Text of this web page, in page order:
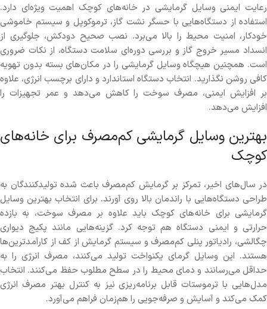
رعایت ایمنی وسایل گرمایشی در خانه‌های کوچک اهمیت ویژه‌ای دارد.
استفاده از دستگاه‌هایی با حسگر نشت گاز، ترموکوپل و سیستم خاموشی
خودکار، امنیت محیط را بالا می‌برد. نصب صحیح دودکش، جلوگیری از
انسداد مسیر خروج گاز و بررسی دوره‌ای سلامت دستگاه، از نکات ضروری
است. همچنین هیچگاه وسایل گرمایشی را در مکان‌های بسته بدون تهویه
کافی روشن نگذارید. انتخاب دستگاه استاندارد و دارای برچسب انرژی، علاوه
بر افزایش ایمنی، مصرف سوخت را کاهش می‌دهد و عمر تجهیزات را
افزایش می‌دهد.
بهترین وسایل گرمایشی کم‌مصرف برای خانه‌های
کوچک
در سال‌های اخیر، تمرکز بر گرمایش کم‌مصرف باعث شده تولیدکنندگان به
طراحی دستگاه‌هایی با راندمان بالا روی آورند. برای انتخاب بهترین وسایل
گرمایشی برای خانه‌های کوچک باید علاوه بر مصرف سوخت، به بازده
حرارتی و ایمنی دستگاه هم توجه کرد. گزینه‌هایی مانند پکیج دیواری
چگالشی، رادیاتور پنلی کم‌مصرف و سیستم گرمایش از کف از کارآمدترین‌ها
هستند. این وسایل گرمای یکنواخت تولید می‌کنند، مصرف انرژی را به
حداقل می‌رسانند و دمای محیط را در سطح مطلوب حفظ می‌کنند. انتخاب
مدل‌هایی با ترموستات قابل برنامه‌ریزی نیز به کنترل بهتر مصرف انرژی
کمک می‌کند و آسایش و صرفه‌جویی را هم‌زمان فراهم می‌آورد.